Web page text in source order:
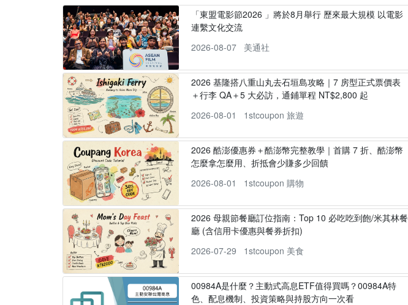
「東盟電影節2026 」將於8月舉行 歷來最大規模 以電影
連繫文化交流
2026-08-07
美通社
2026 基隆搭八重山丸去石垣島攻略｜7 房型正式票價表
＋行李 QA＋5 大必訪，通鋪單程 NT$2,800 起
2026-08-01
1stcoupon 旅遊
2026 酷澎優惠券＋酷澎幣完整教學｜首購 7 折、酷澎幣
怎麼拿怎麼用、折抵會少賺多少回饋
2026-08-01
1stcoupon 購物
2026 母親節餐廳訂位指南：Top 10 必吃吃到飽/米其林餐
廳 (含信用卡優惠與餐券折扣)
2026-07-29
1stcoupon 美食
00984A是什麼？主動式高息ETF值得買嗎？00984A特
色、配息機制、投資策略與持股方向一次看